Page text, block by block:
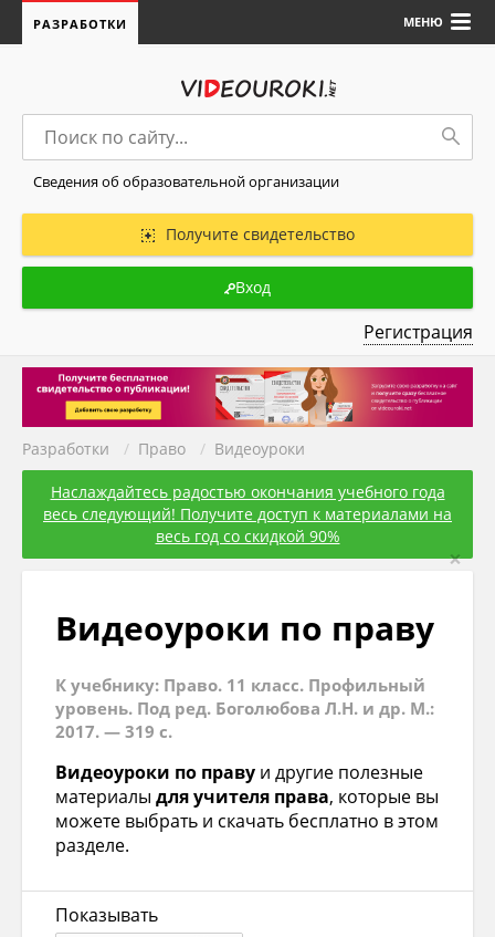
МЕНЮ
РАЗРАБОТКИ
Сведения об образовательной организации
Получите свидетельство
Вход
Регистрация
Разработки / Право / Видеоуроки
Наслаждайтесь радостью окончания учебного года
весь следующий! Получите доступ к материалами на
весь год со скидкой 90%
×
Видеоуроки по праву
К учебнику: Право. 11 класс. Профильный
уровень. Под ред. Боголюбова Л.Н. и др. М.:
2017. — 319 с.
Видеоуроки по праву и другие полезные
материалы для учителя права, которые вы
можете выбрать и скачать бесплатно в этом
разделе.
Показывать